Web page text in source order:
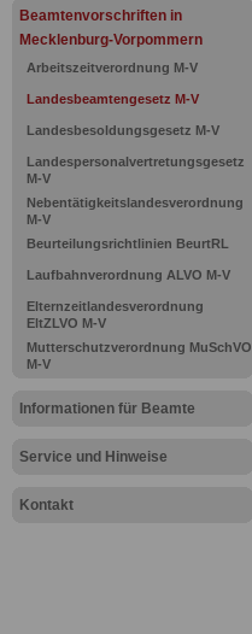
Beamtenvorschriften in
Mecklenburg-Vorpommern
Arbeitszeitverordnung M-V
Landesbeamtengesetz M-V
Landesbesoldungsgesetz M-V
Landespersonalvertretungsgesetz
M-V
Nebentätigkeitslandesverordnung
M-V
Beurteilungsrichtlinien BeurtRL
Laufbahnverordnung ALVO M-V
Elternzeitlandesverordnung
EltZLVO M-V
Mutterschutzverordnung MuSchVO
M-V
Informationen für Beamte
Service und Hinweise
Kontakt